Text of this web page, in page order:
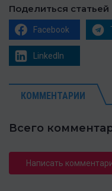
Поделиться статьей
Facebook
LinkedIn
КОММЕНТАРИИ
Всего
Написать